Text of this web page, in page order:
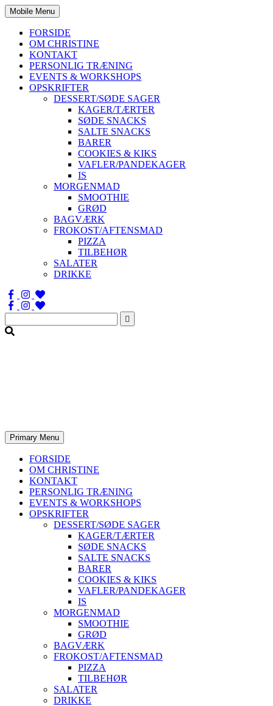
Mobile Menu
FORSIDE
OM CHRISTINE
KONTAKT
PERSONLIG TRÆNING
EVENTS & WORKSHOPS
OPSKRIFTER
DESSERT/SØDE SAGER
KAGER/TÆRTER
SØDE SNACKS
SALTE SNACKS
BARER
COOKIES & KIKS
VAFLER/PANDEKAGER
IS
MORGENMAD
SMOOTHIE
GRØD
BAGVÆRK
FROKOST/AFTENSMAD
PIZZA
TILBEHØR
SALATER
DRIKKE
Søg
efter:
Primary Menu
FORSIDE
OM CHRISTINE
KONTAKT
PERSONLIG TRÆNING
EVENTS & WORKSHOPS
OPSKRIFTER
DESSERT/SØDE SAGER
KAGER/TÆRTER
SØDE SNACKS
SALTE SNACKS
BARER
COOKIES & KIKS
VAFLER/PANDEKAGER
IS
MORGENMAD
SMOOTHIE
GRØD
BAGVÆRK
FROKOST/AFTENSMAD
PIZZA
TILBEHØR
SALATER
DRIKKE